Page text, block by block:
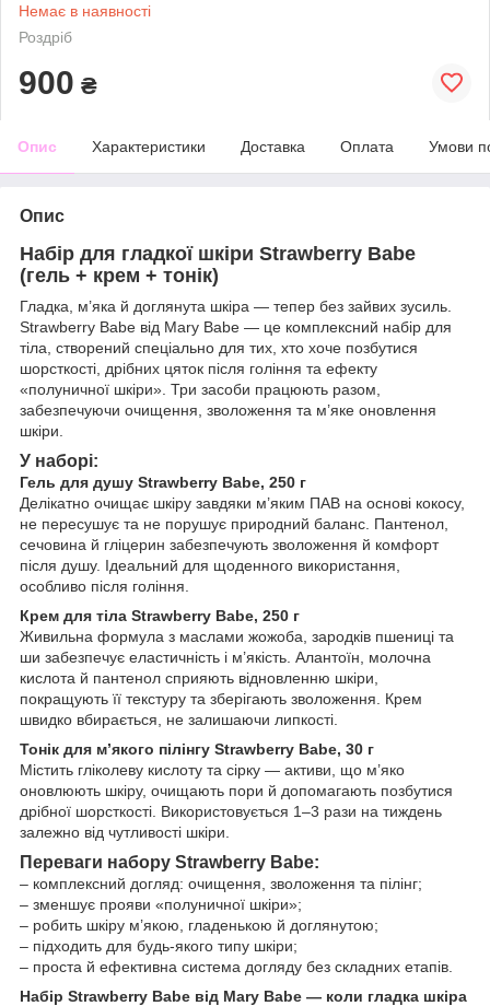
Немає в наявності
Роздріб
900 ₴
Опис Характеристики Доставка Оплата Умови
Опис
Набір для гладкої шкіри Strawberry Babe
(гель + крем + тонік)
Гладка, м’яка й доглянута шкіра — тепер без зайвих зусиль.
Strawberry Babe від Mary Babe — це комплексний набір для
тіла, створений спеціально для тих, хто хоче позбутися
шорсткості, дрібних цяток після гоління та ефекту
«полуничної шкіри». Три засоби працюють разом,
забезпечуючи очищення, зволоження та м’яке оновлення
шкіри.
У наборі:
Гель для душу Strawberry Babe, 250 г
Делікатно очищає шкіру завдяки м’яким ПАВ на основі кокосу,
не пересушує та не порушує природний баланс. Пантенол,
сечовина й гліцерин забезпечують зволоження й комфорт
після душу. Ідеальний для щоденного використання,
особливо після гоління.
Крем для тіла Strawberry Babe, 250 г
Живильна формула з маслами жожоба, зародків пшениці та
ши забезпечує еластичність і м’якість. Алантоїн, молочна
кислота й пантенол сприяють відновленню шкіри,
покращують її текстуру та зберігають зволоження. Крем
швидко вбирається, не залишаючи липкості.
Тонік для м’якого пілінгу Strawberry Babe, 30 г
Містить гліколеву кислоту та сірку — активи, що м’яко
оновлюють шкіру, очищають пори й допомагають позбутися
дрібної шорсткості. Використовується 1–3 рази на тиждень
залежно від чутливості шкіри.
Переваги набору Strawberry Babe:
– комплексний догляд: очищення, зволоження та пілінг;
– зменшує прояви «полуничної шкіри»;
– робить шкіру м’якою, гладенькою й доглянутою;
– підходить для будь-якого типу шкіри;
– проста й ефективна система догляду без складних етапів.
Набір Strawberry Babe від Mary Babe — коли гладка шкіра